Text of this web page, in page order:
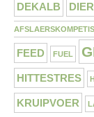
DEKALB
FEED FUEL
HITTESTRES
KRUIPVOER